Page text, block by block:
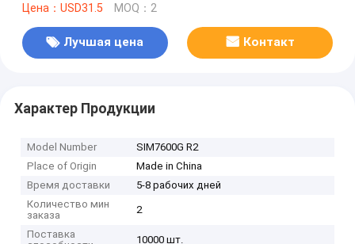
Цена：USD31.5 MOQ：2
Лучшая цена Контакт
Характер Продукции
Model Number
SIM7600G R2
Place of Origin
Made in China
Время доставки
5-8 рабочих дней
Количество мин
заказа
2
Поставка
10000 шт.